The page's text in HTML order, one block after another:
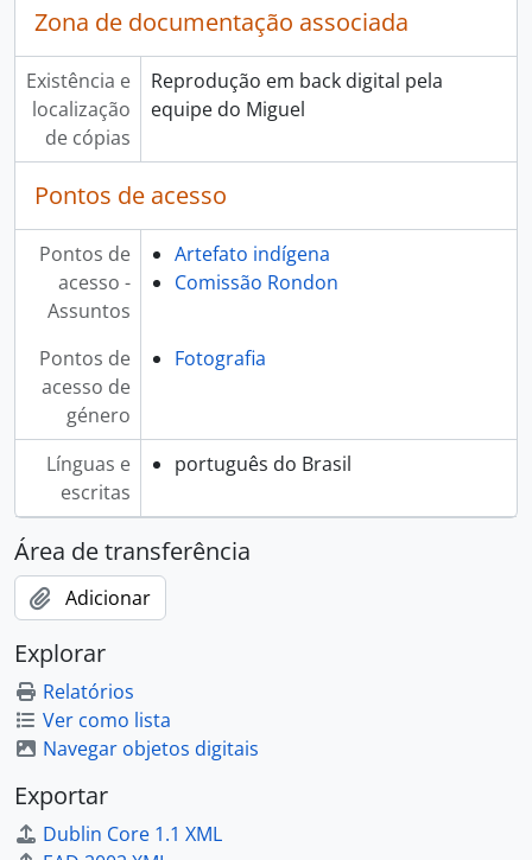
Zona de documentação associada
Existência e
localização
de cópias
Reprodução em back digital pela
equipe do Miguel
Pontos de acesso
Pontos de
acesso -
Assuntos
Artefato indígena
Comissão Rondon
Pontos de
acesso de
género
Fotografia
Línguas e
escritas
português do Brasil
Área de transferência
Adicionar
Explorar
Relatórios
Ver como lista
Navegar objetos digitais
Exportar
Dublin Core 1.1 XML